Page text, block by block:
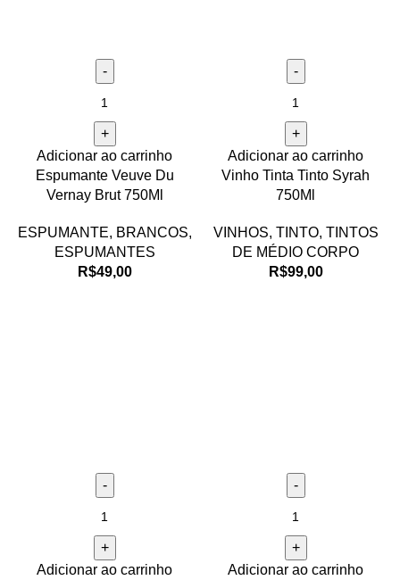
Adicionar ao carrinho
Espumante Veuve Du
Vernay Brut 750Ml
ESPUMANTE, BRANCOS,
ESPUMANTES
R$49,00
Adicionar ao carrinho
Vinho Tinta Tinto Syrah
750Ml
VINHOS, TINTO, TINTOS
DE MÉDIO CORPO
R$99,00
Adicionar ao carrinho Adicionar ao carrinho